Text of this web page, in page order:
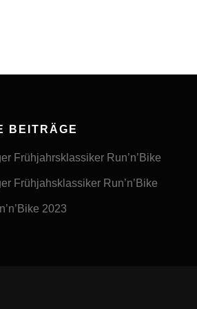
BEITRÄGE
Frühjahrsklassiker Run’n’Bike
Frühjahsklassiker Run’n’Bike
2023